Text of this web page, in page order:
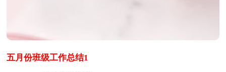
五月份班级工作总结1